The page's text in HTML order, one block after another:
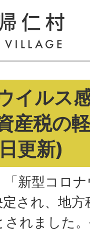
イルス
産税の
更新)
新型コロ
され、地
されました